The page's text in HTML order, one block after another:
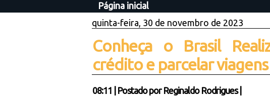
Página inicial
quinta-feira, 30 de novembro de 2023
Conheça o Brasil
crédito e parcelar
08:11 Postado por Reginaldo Rodrigues